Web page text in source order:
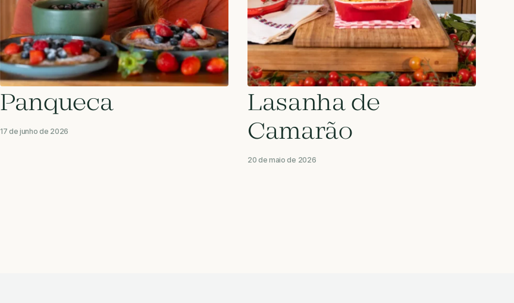
Panqueca
17 de junho de 2026
Lasanha de
Camarão
20 de maio de 2026